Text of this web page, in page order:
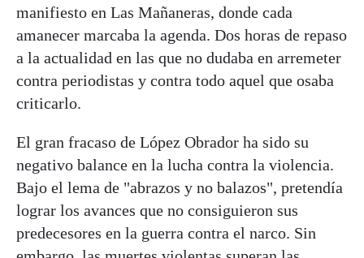
manifiesto en Las Mañaneras, donde cada
amanecer marcaba la agenda. Dos horas de repaso
a la actualidad en las que no dudaba en arremeter
contra periodistas y contra todo aquel que osaba
criticarlo.
El gran fracaso de López Obrador ha sido su
negativo balance en la lucha contra la violencia.
Bajo el lema de "abrazos y no balazos", pretendía
lograr los avances que no consiguieron sus
predecesores en la guerra contra el narco. Sin